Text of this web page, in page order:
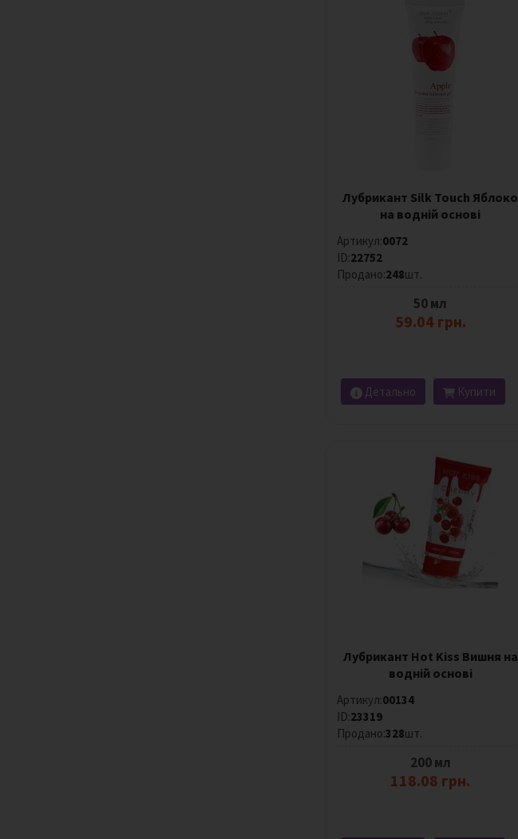
Лубрикант Silk Touch Яблоко
на водній основі
Артикул:0072
ID:22752
Продано:248шт.
50 мл
59.04 грн.
Детально Купити
Лубрикант Hot Kiss Вишня на
водній основі
Артикул:00134
ID:23319
Продано:328шт.
200 мл
118.08 грн.